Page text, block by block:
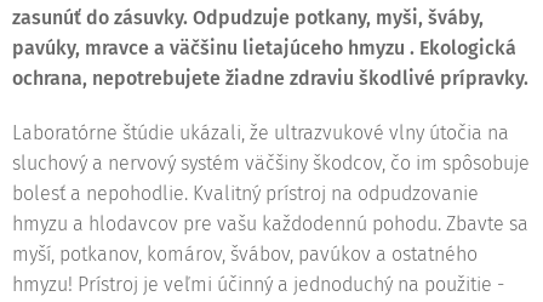
zasunúť do zásuvky. Odpudzuje potkany, myši, šváby,
pavúky, mravce a väčšinu lietajúceho hmyzu . Ekologická
ochrana, nepotrebujete žiadne zdraviu škodlivé prípravky.
Laboratórne štúdie ukázali, že ultrazvukové vlny útočia na
sluchový a nervový systém väčšiny škodcov, čo im spôsobuje
bolesť a nepohodlie. Kvalitný prístroj na odpudzovanie
hmyzu a hlodavcov pre vašu každodennú pohodu. Zbavte sa
myší, potkanov, komárov, švábov, pavúkov a ostatného
hmyzu! Prístroj je veľmi účinný a jednoduchý na použitie -